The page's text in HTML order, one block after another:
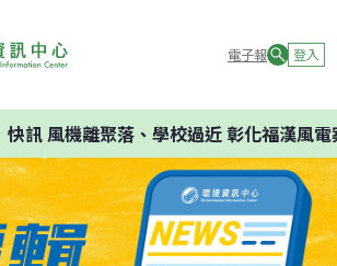
電子報 登入
快訊風機離聚落、學校過近 彰化福漢風電